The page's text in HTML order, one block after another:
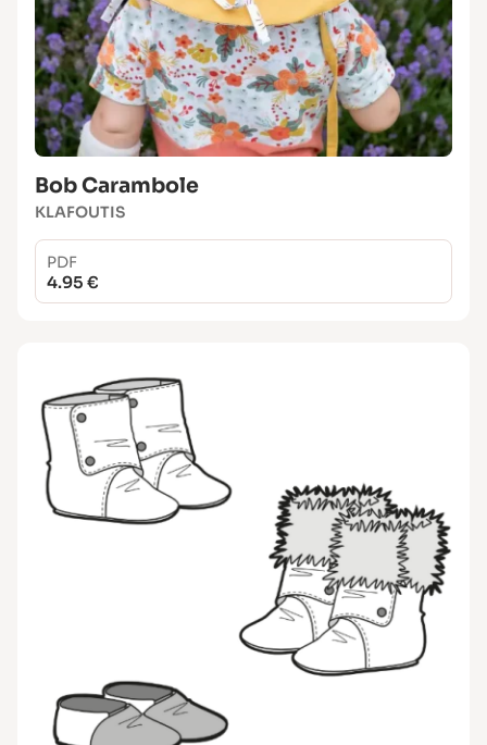
Bob Carambole
KLAFOUTIS
PDF
4.95 €